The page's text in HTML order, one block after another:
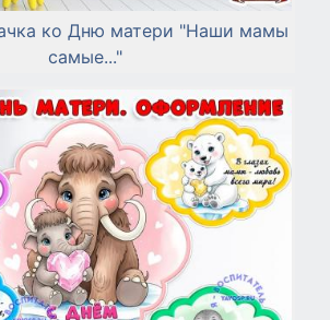
ко Дню матери "Наши мамы
самые..."